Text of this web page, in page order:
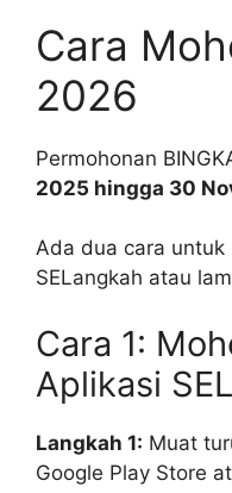
Cara
2026
Permohonan
2025 hingga 30
Ada dua cara untuk
SELangkah atau
Cara 1:
Aplikasi
Langkah 1: Muat
Google Play Store